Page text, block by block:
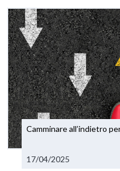
Camminare all’indietro
17/04/2025